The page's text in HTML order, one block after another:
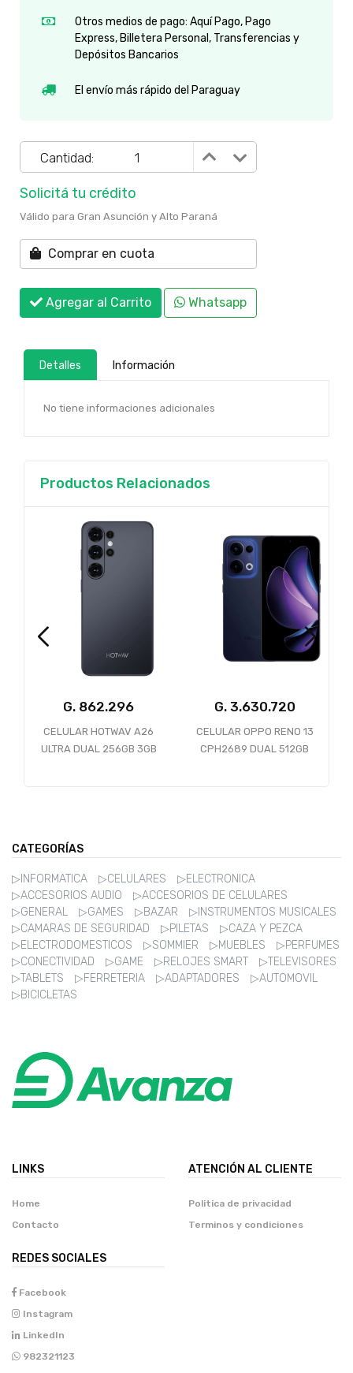
Otros medios de pago: Aquí Pago, Pago
Express, Billetera Personal, Transferencias y
Depósitos Bancarios
El envío más rápido del Paraguay
Cantidad:
Solicitá tu crédito
Válido para Gran Asunción y Alto Paraná
Comprar en cuota
Agregar al Carrito Whatsapp
Detalles Información
No tiene informaciones adicionales
Productos Relacionados
G.
CELULAR HOTWAV A26
ULTRA DUAL 256GB 3GB
G. 3.630.720
CELULAR OPPO RENO 13
CPH2689 DUAL 512GB
CATEGORÍAS
▷INFORMATICA ▷CELULARES
▷ELECTRONICA
▷ACCESORIOS AUDIO
▷ACCESORIOS DE CELULARES
▷GENERAL
▷GAMES ▷BAZAR
▷INSTRUMENTOS MUSICALES
▷CAMARAS DE SEGURIDAD
▷PILETAS
▷CAZA Y PEZCA
▷ELECTRODOMESTICOS
▷SOMMIER ▷MUEBLES
▷PERFUMES
▷CONECTIVIDAD
▷GAME ▷RELOJES SMART
▷TELEVISORES
▷TABLETS
▷FERRETERIA ▷ADAPTADORES
▷AUTOMOVIL
▷BICICLETAS
LINKS
Home
Contacto
ATENCIÓN AL CLIENTE
Politica de privacidad
Terminos y condiciones
REDES SOCIALES
Facebook
Instagram
LinkedIn
982321123